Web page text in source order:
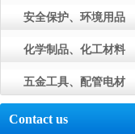
安全保护、环境用品
化学制品、化工材料
五金工具、配管电材
Contact us